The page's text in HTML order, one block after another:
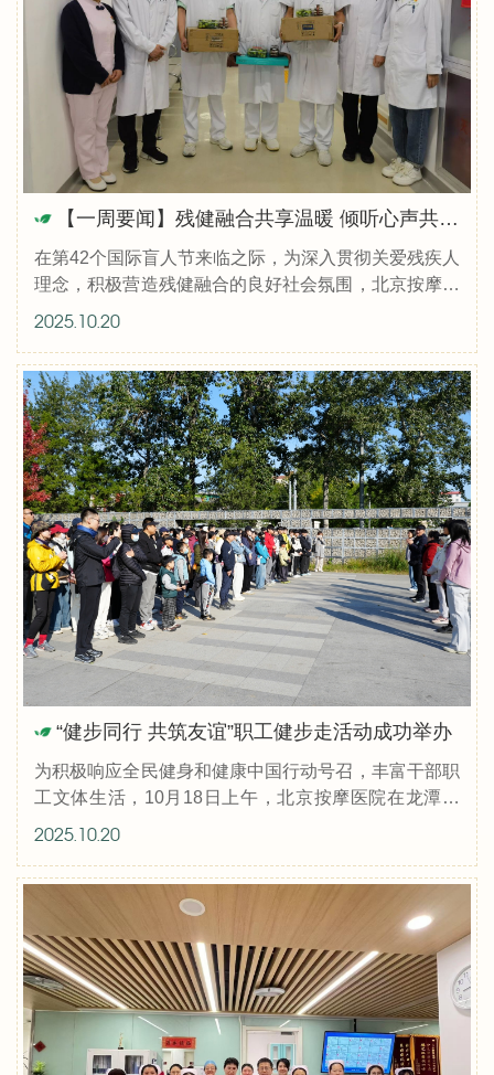
【一周要闻】残健融合共享温暖 倾听心声共促发展 ——北京按摩医院举办国际盲人节庆祝活动
在第42个国际盲人节来临之际，为深入贯彻关爱残疾人
理念，积极营造残健融合的良好社会氛围，北京按摩医
院工会精心筹划，开展丰富的主题庆祝活动，让全院残
2025.10.20
“健步同行 共筑友谊”职工健步走活动成功举办
为积极响应全民健身和健康中国行动号召，丰富干部职
工文体生活，10月18日上午，北京按摩医院在龙潭中
湖公园举办“健步同行 共筑友谊”职工健步走活动。
2025.10.20